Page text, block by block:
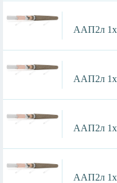
ААП2л
ААП2л
ААП2л
ААП2л